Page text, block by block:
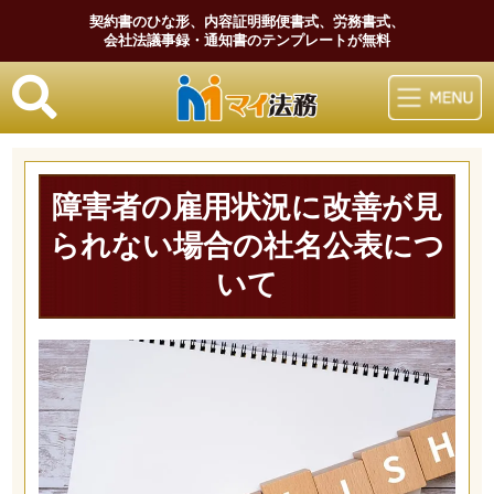
契約書のひな形、内容証明郵便書式、労務書式、
会社法議事録・通知書のテンプレートが無料
マイ法務
障害者の雇用状況に改善が見
られない場合の社名公表につ
いて